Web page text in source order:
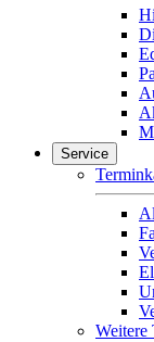
Service
Weitere